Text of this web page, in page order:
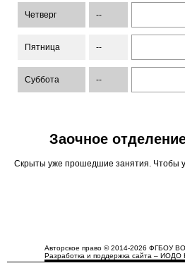
Четверг --
Пятница --
Суббота --
Заочное
Скрыты уже прошедшие занятия. Чтобы
Авторское право © 2014-2026 ФГБОУ ВО
Разработка и поддержка сайта – ИОДО